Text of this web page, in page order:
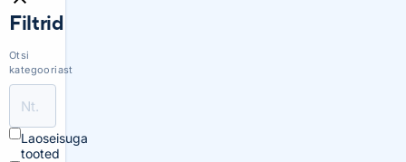
Filtrid
Otsi
kategooriast
Laoseisuga
tooted